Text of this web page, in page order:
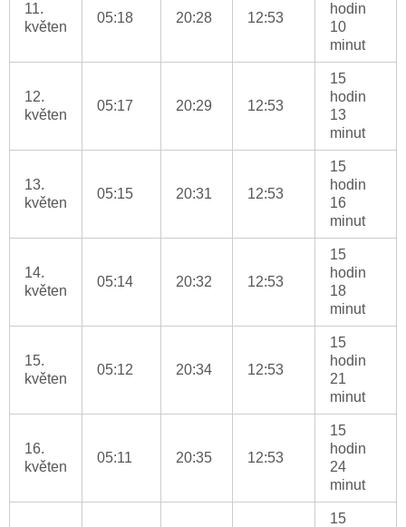
11.
květen
05:18 20:28 12:53
hodin
10
minut
12.
květen
05:17 20:29 12:53
15
hodin
13
minut
13.
květen
05:15 20:31 12:53
15
hodin
16
minut
14.
květen
05:14 20:32 12:53
15
hodin
18
minut
15.
květen
05:12 20:34 12:53
15
hodin
21
minut
16.
květen
05:11 20:35 12:53
15
hodin
24
minut
15